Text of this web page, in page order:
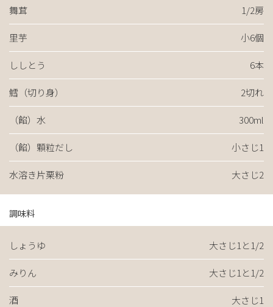
舞茸 1/2房
里芋 小6個
ししとう 6本
鱈（切り身） 2切れ
（餡）水 300ml
（餡）顆粒だし 小さじ1
水溶き片栗粉 大さじ2
調味料
しょうゆ 大さじ1と1/2
みりん 大さじ1と1/2
酒 大さじ1